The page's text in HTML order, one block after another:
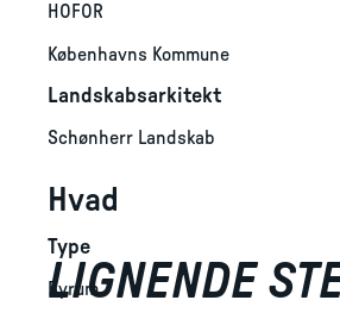
HOFOR
Københavns Kommune
Landskabsarkitekt
Schønherr Landskab
Hvad
Type
Byrum
LIGNENDE